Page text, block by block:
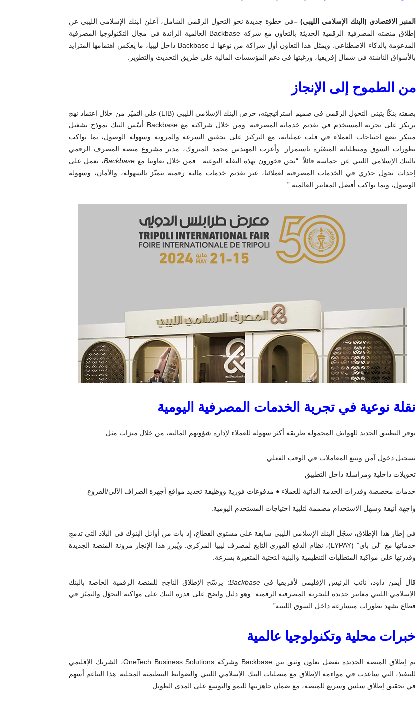
المنبر الاقتصادي (البنك الإسلامي الليبي) –في خطوة جديدة نحو التحول الرقمي الشامل، أعلن البنك الإسلامي الليبي عن
إطلاق منصته المصرفية الرقمية الحديثة بالتعاون مع شركة Backbase العالمية الرائدة في مجال التكنولوجيا المصرفية
المدعومة بالذكاء الاصطناعي. ويمثل هذا التعاون أول شراكة من نوعها لـ Backbase داخل ليبيا، ما يعكس اهتمامها المتزايد
بالأسواق الناشئة في شمال إفريقيا، ورغبتها في دعم المؤسسات المالية على طريق التحديث والتطوير.
من الطموح إلى الإنجاز
بصفته بنكًا يتبنى التحول الرقمي في صميم استراتيجيته، حرص البنك الإسلامي الليبي (LIB) على التميّز من خلال اعتماد نهج
يرتكز على تجربة المستخدم في تقديم خدماته المصرفية. ومن خلال شراكته مع Backbase أسّس البنك نموذج تشغيل
مبتكر يضع احتياجات العملاء في قلب عملياته، مع التركيز على تحقيق السرعة والمرونة وسهولة الوصول، بما يواكب
تطورات السوق ومتطلباته المتغيّرة باستمرار. وأعرب المهندس محمد المبروك، مدير مشروع منصة المصرف الرقمي
بالبنك الإسلامي الليبي عن حماسه قائلاً: “نحن فخورون بهذه النقلة النوعية. فمن خلال تعاوننا مع Backbase، نعمل على
إحداث تحول جذري في الخدمات المصرفية لعملائنا، عبر تقديم خدمات مالية رقمية تتميّز بالسهولة، والأمان، وسهولة
الوصول، وبما يواكب أفضل المعايير العالمية.”
نقلة نوعية في تجربة الخدمات المصرفية اليومية
يوفر التطبيق الجديد للهواتف المحمولة طريقة أكثر سهولة للعملاء لإدارة شؤونهم المالية، من خلال ميزات مثل:
تسجيل دخول آمن وتتبع المعاملات في الوقت الفعلي
تحويلات داخلية ومراسلة داخل التطبيق
خدمات مخصصة وقدرات الخدمة الذاتية للعملاء ● مدفوعات فورية ووظيفة تحديد مواقع أجهزة الصراف الآلي/الفروع
واجهة أنيقة وسهل الاستخدام مصممة لتلبية احتياجات المستخدم اليومية.
في إطار هذا الإطلاق، سجّل البنك الإسلامي الليبي سابقة على مستوى القطاع، إذ بات من أوائل البنوك في البلاد التي تدمج
خدماتها مع “لي باي” (LYPAY)، نظام الدفع الفوري التابع لمصرف ليبيا المركزي. ويُبرز هذا الإنجاز مرونة المنصة الجديدة
وقدرتها على مواكبة المتطلبات التنظيمية والبنية التحتية المتغيرة بسرعة.
قال أيمن داود، نائب الرئيس الإقليمي لأفريقيا فيBackbase: يرسّخ الإطلاق الناجح للمنصة الرقمية الخاصة بالبنك
الإسلامي الليبي معايير جديدة للتجربة المصرفية الرقمية. وهو دليل واضح على قدرة البنك على مواكبة التحوّل والتميّز في
قطاع يشهد تطورات متسارعة داخل السوق الليبية”.
خبرات محلية وتكنولوجيا عالمية
تم إطلاق المنصة الجديدة بفضل تعاون وثيق بين Backbase وشركة OneTech Business Solutions، الشريك الإقليمي
للتنفيذ، التي ساعدت في مواءمة الإطلاق مع متطلبات البنك الإسلامي الليبي والضوابط التنظيمية المحلية. هذا التناغم أسهم
في تحقيق إطلاق سلس وسريع للمنصة، مع ضمان جاهزيتها للنمو والتوسع على المدى الطويل.